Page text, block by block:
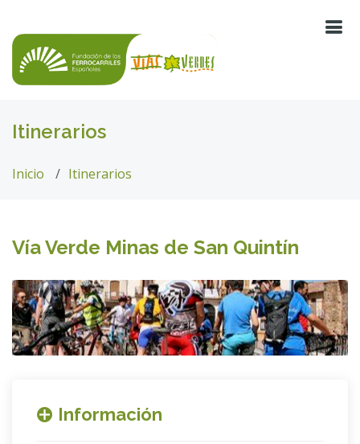
Itinerarios
Inicio Itinerarios
Vía Verde Minas de San Quintín
Información